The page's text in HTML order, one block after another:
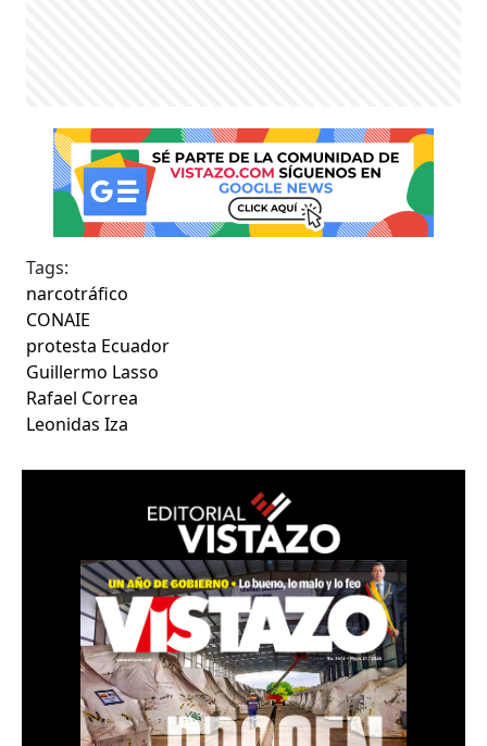
Tags:
narcotráfico
CONAIE
protesta Ecuador
Guillermo Lasso
Rafael Correa
Leonidas Iza